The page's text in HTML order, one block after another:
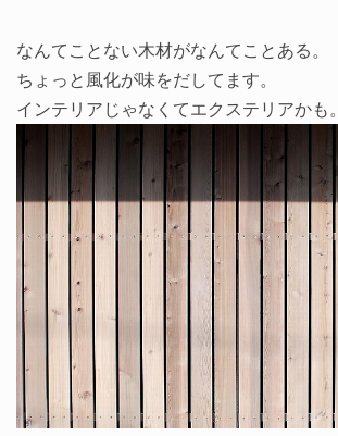
なんてことない木材がなんてことある。
ちょっと風化が味をだしてます。
インテリアじゃなくてエクステリアかも。